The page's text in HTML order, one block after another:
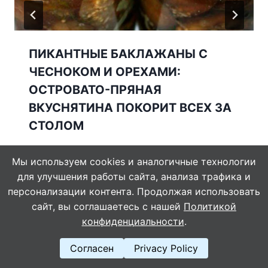
ПИКАНТНЫЕ БАКЛАЖАНЫ С
ЧЕСНОКОМ И ОРЕХАМИ:
ОСТРОВАТО-ПРЯНАЯ
ВКУСНЯТИНА ПОКОРИТ ВСЕХ ЗА
СТОЛОМ
Мы используем cookies и аналогичные технологии
для улучшения работы сайта, анализа трафика и
персонализации контента. Продолжая использовать
сайт, вы соглашаетесь с нашей Политикой
конфиденциальности.
Согласен Privacy Policy